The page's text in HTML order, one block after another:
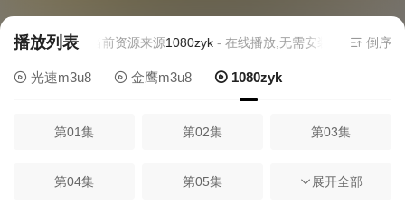
播放列表当前资源来源1080zyk- 在线播放,无需安装播放器 倒序
光速m3u8 金鹰m3u8 1080zyk
第01集 第02集 第03集
第04集 第05集 第06集
展开全部